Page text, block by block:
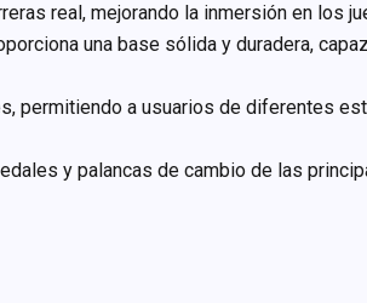
real, mejorando la inmersión en los
una base sólida y duradera,
a usuarios de diferentes
y palancas de cambio de las